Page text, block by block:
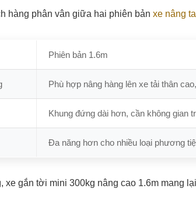
hàng phân vân giữa hai phiên bản xe nâng
Phiên bản 1.6m
Phù hợp nâng hàng lên xe tải thân
Khung đứng dài hơn, cần không gian
Đa năng hơn cho nhiều loại phương
xe gắn tời mini 300kg nâng cao 1.6m mang